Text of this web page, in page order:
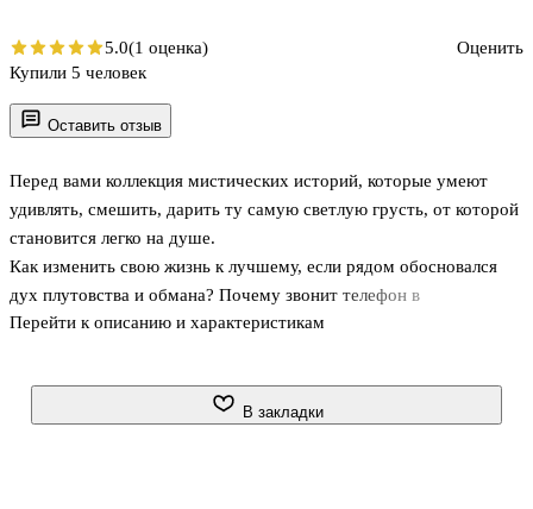
Оставить отзыв
Перед вами коллекция мистических историй, которые умеют
удивлять, смешить, дарить ту самую светлую грусть, от которой
становится легко на душе.
Как изменить свою жизнь к лучшему, если рядом обосновался
дух плутовства и обмана? Почему звонит телефон в
заброшенном мотеле? Куда улетают не исполнившиеся мечты?
Перейти к описанию и характеристикам
5.0(1 оценка)
Оценить
Купили 5 человек
В закладки